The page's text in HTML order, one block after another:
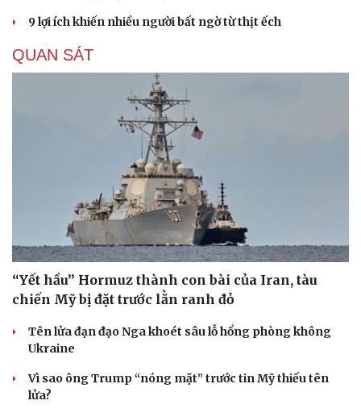
9 lợi ích khiến nhiều người bất ngờ từ thịt ếch
QUAN SÁT
“Yết hầu” Hormuz thành con bài của Iran, tàu
chiến Mỹ bị đặt trước lằn ranh đỏ
Tên lửa đạn đạo Nga khoét sâu lỗ hổng phòng không
Ukraine
Vì sao ông Trump “nóng mặt” trước tin Mỹ thiếu tên
lửa?